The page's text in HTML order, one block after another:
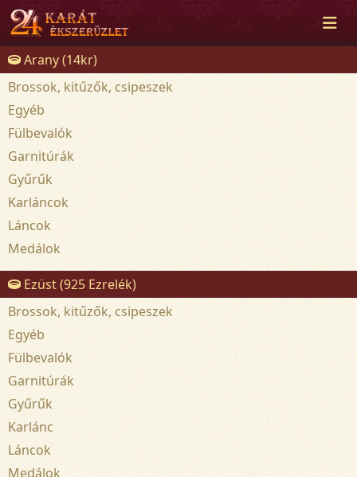
Arany (14kr)
Brossok, kitűzők, csipeszek
Egyéb
Fülbevalók
Garnitúrák
Gyűrűk
Karláncok
Láncok
Medálok
Ezüst (925 Ezrelék)
Brossok, kitűzők, csipeszek
Egyéb
Fülbevalók
Garnitúrák
Gyűrűk
Karlánc
Láncok
Medálok